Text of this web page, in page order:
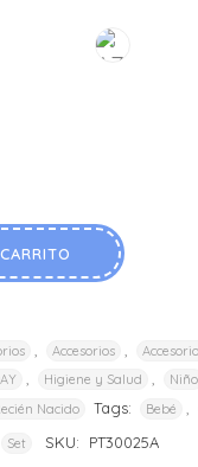
Accesorios
Higiene y Salud Niño
Nacido Tags: Bebé
Set SKU: PT30025A